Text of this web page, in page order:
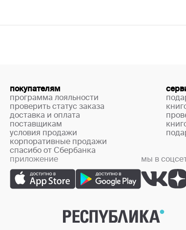
покупателям
программа лояльности
проверить статус заказа
доставка и оплата
поставщикам
условия продажи
корпоративные продажи
спасибо от Сбербанка
приложение мы в